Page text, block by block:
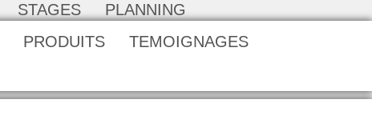
STAGES
PLANNING
PRODUITS
TEMOIGNAGES